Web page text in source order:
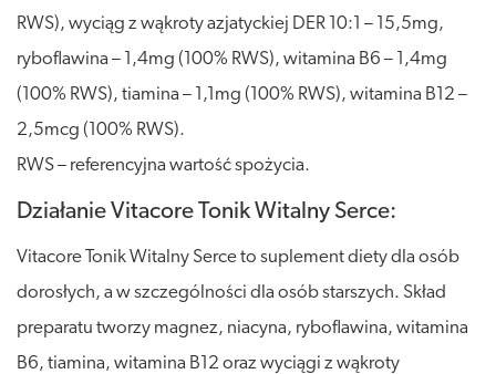
RWS), wyciąg z wąkroty azjatyckiej DER 10:1 – 15,5mg,
ryboflawina – 1,4mg (100% RWS), witamina B6 – 1,4mg
(100% RWS), tiamina – 1,1mg (100% RWS), witamina B12 –
2,5mcg (100% RWS).
RWS – referencyjna wartość spożycia.
Działanie Vitacore Tonik Witalny Serce:
Vitacore Tonik Witalny Serce to suplement diety dla osób
dorosłych, a w szczególności dla osób starszych. Skład
preparatu tworzy magnez, niacyna, ryboflawina, witamina
B6, tiamina, witamina B12 oraz wyciągi z wąkroty